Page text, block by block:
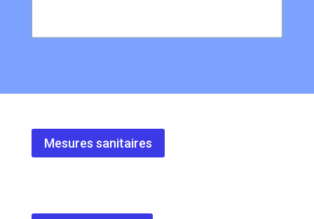
Mesures sanitaires